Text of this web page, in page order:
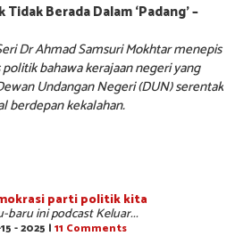
Berada Dalam ‘Padang’ –
Dr Ahmad Samsuri Mokhtar menepis
bahawa kerajaan negeri yang
Undangan Negeri (DUN) serentak
berdepan kekalahan.
parti politik kita
baru ini podcast Keluar...
- 2025 | 11 Comments